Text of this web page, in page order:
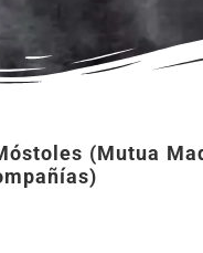
(Mutua